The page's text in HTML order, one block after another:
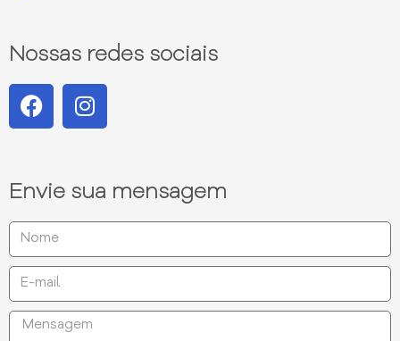
Nossas redes sociais
Envie sua mensagem